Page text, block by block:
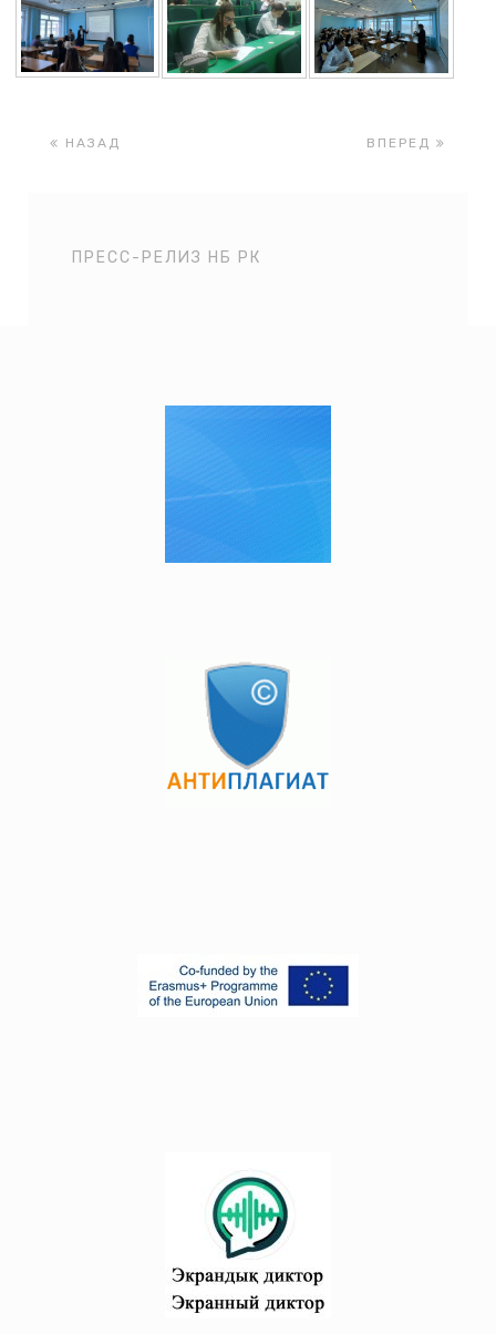
НАЗАД ВПЕРЕД
ПРЕСС-РЕЛИЗ НБ РК